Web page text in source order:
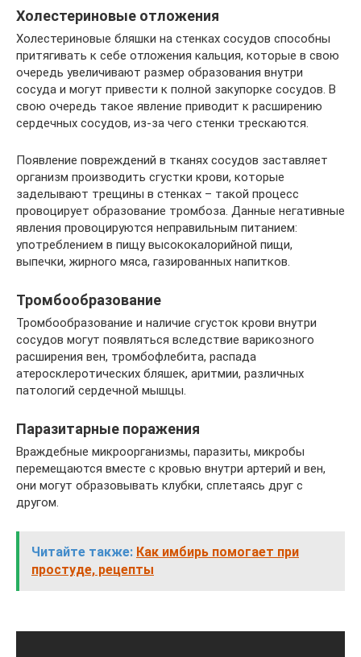
Холестериновые отложения
Холестериновые бляшки на стенках сосудов способны
притягивать к себе отложения кальция, которые в свою
очередь увеличивают размер образования внутри
сосуда и могут привести к полной закупорке сосудов. В
свою очередь такое явление приводит к расширению
сердечных сосудов, из-за чего стенки трескаются.
Появление повреждений в тканях сосудов заставляет
организм производить сгустки крови, которые
заделывают трещины в стенках – такой процесс
провоцирует образование тромбоза. Данные негативные
явления провоцируются неправильным питанием:
употреблением в пищу высококалорийной пищи,
выпечки, жирного мяса, газированных напитков.
Тромбообразование
Тромбообразование и наличие сгусток крови внутри
сосудов могут появляться вследствие варикозного
расширения вен, тромбофлебита, распада
атеросклеротических бляшек, аритмии, различных
патологий сердечной мышцы.
Паразитарные поражения
Враждебные микроорганизмы, паразиты, микробы
перемещаются вместе с кровью внутри артерий и вен,
они могут образовывать клубки, сплетаясь друг с
другом.
Читайте также: Как имбирь помогает при
простуде, рецепты